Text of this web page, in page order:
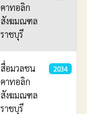
คาทอลิก
สังฆมณฑล
ราชบุรี
สื่อมวลชน
คาทอลิก
สังฆมณฑล
ราชบุรี
2034